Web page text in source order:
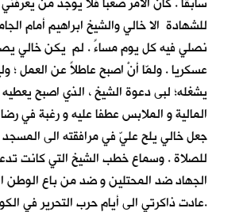
للشهادة الا خالي والشيخ ابراهيم أمام
نصلي فيه كل يوم مساءً . لم يكن خالي
عسكريا . ولمّا أنْ اصبح عاطلاً عن العمل ؛
يشغله؛ لبى دعوة الشيخ ، الذي اصبح
المالية و الملابس عطفا عليه و رغبة في
جعل خالي يلح عليّ في مرافقته الى
للصلاة . وسماع خطب الشيخ التي كانت
الجهاد ضد المحتلين و ضد من باع الوطن
.عادت ذاكرتي الى أيام حرب التحرير في